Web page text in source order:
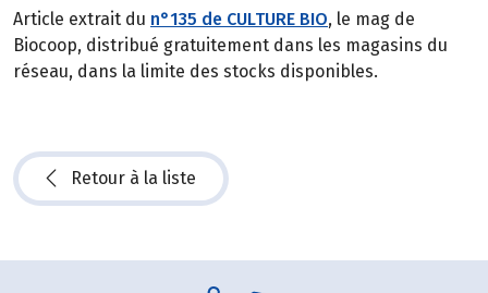
Article extrait du n°135 de CULTURE BIO, le mag de
Biocoop, distribué gratuitement dans les magasins du
réseau, dans la limite des stocks disponibles.
Retour à la liste